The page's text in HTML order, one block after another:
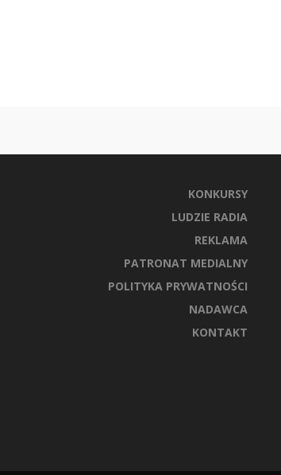
KONKURSY
LUDZIE RADIA
REKLAMA
PATRONAT MEDIALNY
POLITYKA PRYWATNOŚCI
NADAWCA
KONTAKT